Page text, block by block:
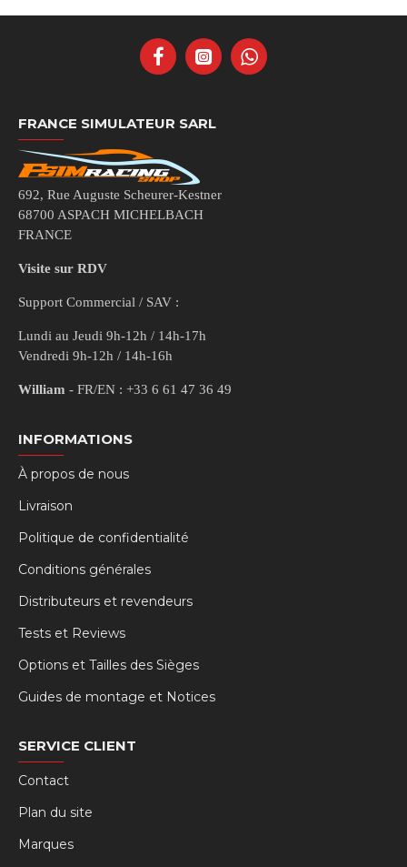
FRANCE SIMULATEUR SARL
692, Rue Auguste Scheurer-Kestner
68700 ASPACH MICHELBACH
FRANCE
Visite sur RDV
Support Commercial / SAV :
Lundi au Jeudi 9h-12h / 14h-17h
Vendredi 9h-12h / 14h-16h
William - FR/EN : +33 6 61 47 36 49
INFORMATIONS
À propos de nous
Livraison
Politique de confidentialité
Conditions générales
Distributeurs et revendeurs
Tests et Reviews
Options et Tailles des Sièges
Guides de montage et Notices
SERVICE CLIENT
Contact
Plan du site
Marques